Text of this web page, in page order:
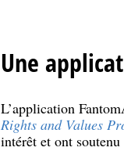
Une
L’application
Rights and Values
intérêt et ont